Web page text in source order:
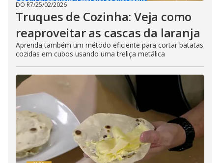
DO R7/25/02/2026
Truques de Cozinha: Veja como
reaproveitar as cascas da laranja
Aprenda também um método eficiente para cortar batatas
cozidas em cubos usando uma treliça metálica